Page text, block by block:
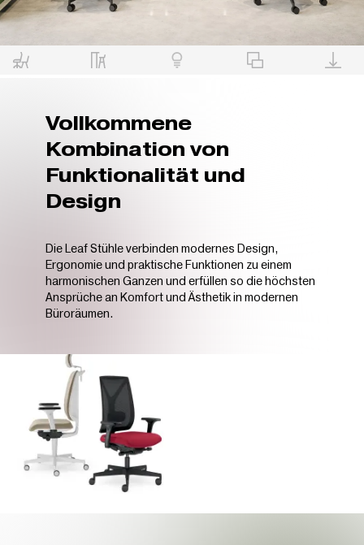
Vollkommene
Kombination von
Funktionalität und
Design
Die Leaf Stühle verbinden modernes Design,
Ergonomie und praktische Funktionen zu einem
harmonischen Ganzen und erfüllen so die höchsten
Ansprüche an Komfort und Ästhetik in modernen
Büroräumen.